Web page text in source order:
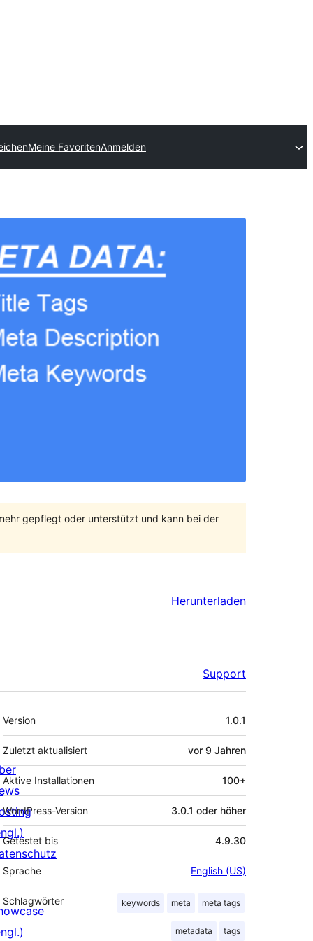
Meine FavoritenAnmelden
gepflegt oder unterstützt und kann bei der
Herunterladen
Support
Meta
Version 1.0.1
Zuletzt aktualisiert vor 9 Jahren
Aktive Installationen 100+
WordPress-Version 3.0.1 oder höher
Getestet bis 4.9.30
Sprache English (US)
Schlagwörter keywords meta meta tags
metadata tags